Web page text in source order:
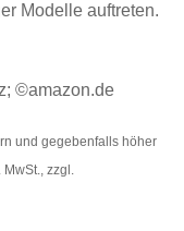
Modelle auftreten.
©amazon.de
und gegebenfalls höher
zzgl.